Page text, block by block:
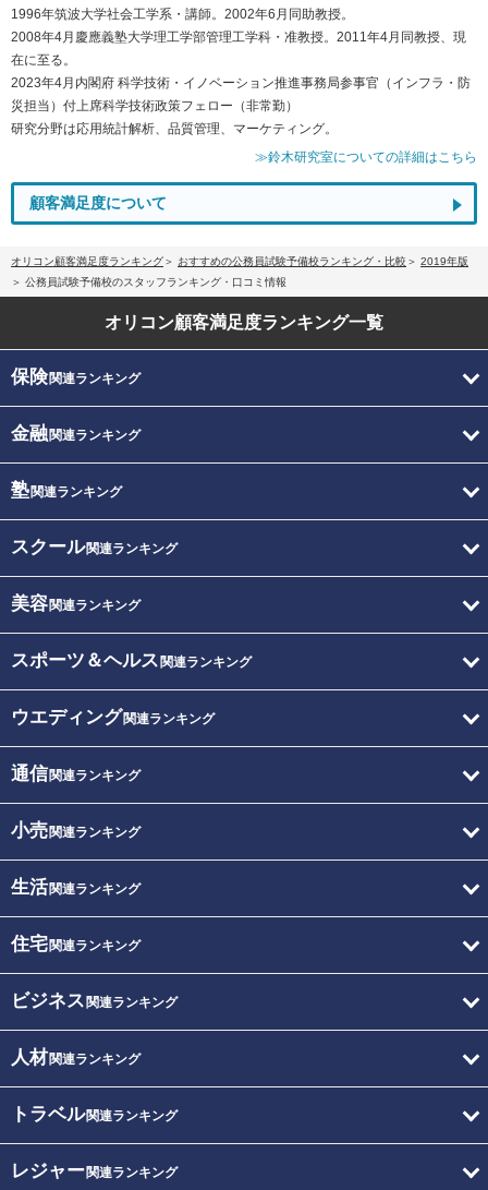
1996年筑波大学社会工学系・講師。2002年6月同助教授。
2008年4月慶應義塾大学理工学部管理工学科・准教授。2011年4月同教授、現
在に至る。
2023年4月内閣府 科学技術・イノベーション推進事務局参事官（インフラ・防
災担当）付上席科学技術政策フェロー（非常勤）
研究分野は応用統計解析、品質管理、マーケティング。
≫鈴木研究室についての詳細はこちら
顧客満足度について
オリコン顧客満足度ランキング おすすめの公務員試験予備校ランキング・比較
2019年版
公務員試験予備校のスタッフランキング・口コミ情報
オリコン顧客満足度ランキング一覧
保険関連ランキング
金融関連ランキング
塾関連ランキング
スクール関連ランキング
美容関連ランキング
スポーツ＆ヘルス 関連ランキング
ウエディング関連ランキング
通信関連ランキング
小売関連ランキング
生活関連ランキング
住宅関連ランキング
ビジネス 関連ランキング
人材関連ランキング
トラベル関連ランキング
レジャー関連ランキング